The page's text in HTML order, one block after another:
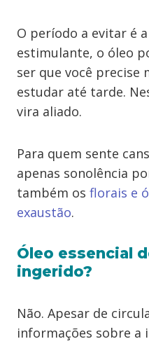
O período a evitar é
estimulante, o óleo
ser que você precise
estudar até tarde.
vira aliado.
Para quem sente
apenas sonolência
também os florais e
exaustão.
Óleo essencial
ingerido?
Não. Apesar de
informações sobre a